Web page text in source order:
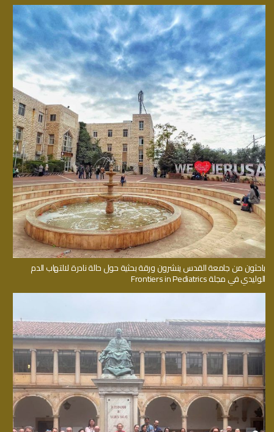
باحثون من جامعة القدس ينشرون ورقة بحثية حول حالة نادرة لالتهاب الدم
الوليدي في مجلة Frontiers in Pediatrics